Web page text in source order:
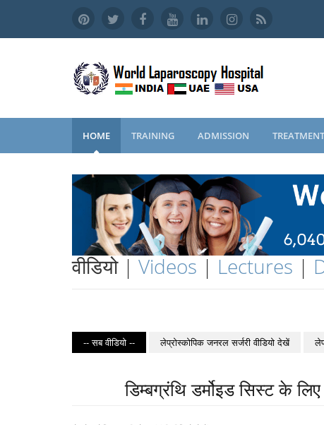
HOME TRAINING ADMISSION TREATMENT
वीडियो | Videos | Lectures |
-- सब वीडियो -- लेप्रोस्कोपिक जनरल सर्जरी वीडियो देखें
डिम्बग्रंथि डर्मोइड सिस्ट के